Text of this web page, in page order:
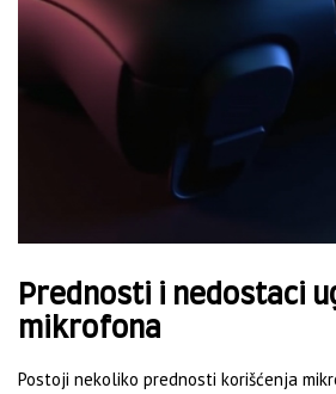
Prednosti i nedostaci
mikrofona
Postoji nekoliko prednosti korišćenja